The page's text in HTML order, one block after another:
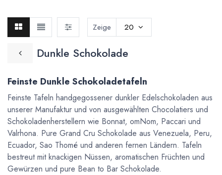
Dunkle Schokolade
Zeige 20
Feinste Dunkle Schokoladetafeln
Feinste Tafeln handgegossener dunkler Edelschokoladen aus
unserer Manufaktur und von ausgewählten Chocolatiers und
Schokoladenherstellern wie Bonnat, omNom, Paccari und
Valrhona. Pure Grand Cru Schokolade aus Venezuela, Peru,
Ecuador, Sao Thomé und anderen fernen Ländern. Tafeln
bestreut mit knackigen Nüssen, aromatischen Früchten und
Gewürzen und pure Bean to Bar Schokolade.